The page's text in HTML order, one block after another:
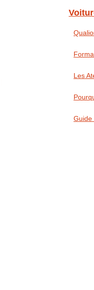
Les
Guide